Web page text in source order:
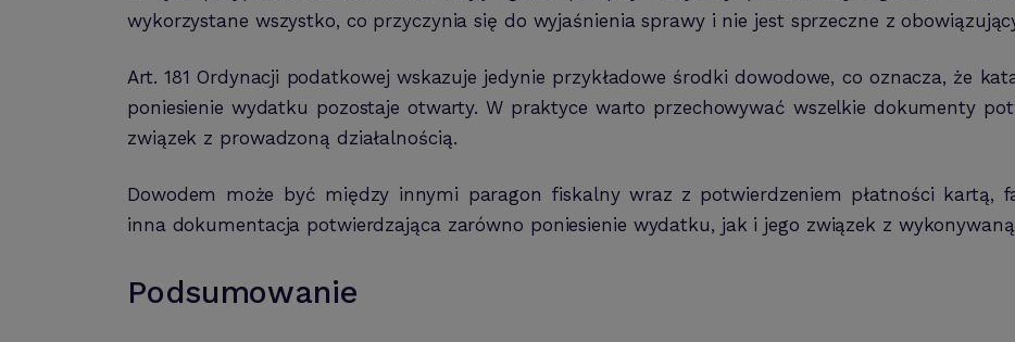
wykorzystane wszystko, co przyczynia się do wyjaśnienia sprawy i nie jest sprzeczne z
Art. 181 Ordynacji podatkowej wskazuje jedynie przykładowe środki dowodowe, co oznacza, że
poniesienie wydatku pozostaje otwarty. W praktyce warto przechowywać wszelkie dokumenty
związek z prowadzoną działalnością.
Dowodem może być między innymi paragon fiskalny wraz z potwierdzeniem płatności kartą,
inna dokumentacja potwierdzająca zarówno poniesienie wydatku, jak i jego związek z wykonywaną
Podsumowanie